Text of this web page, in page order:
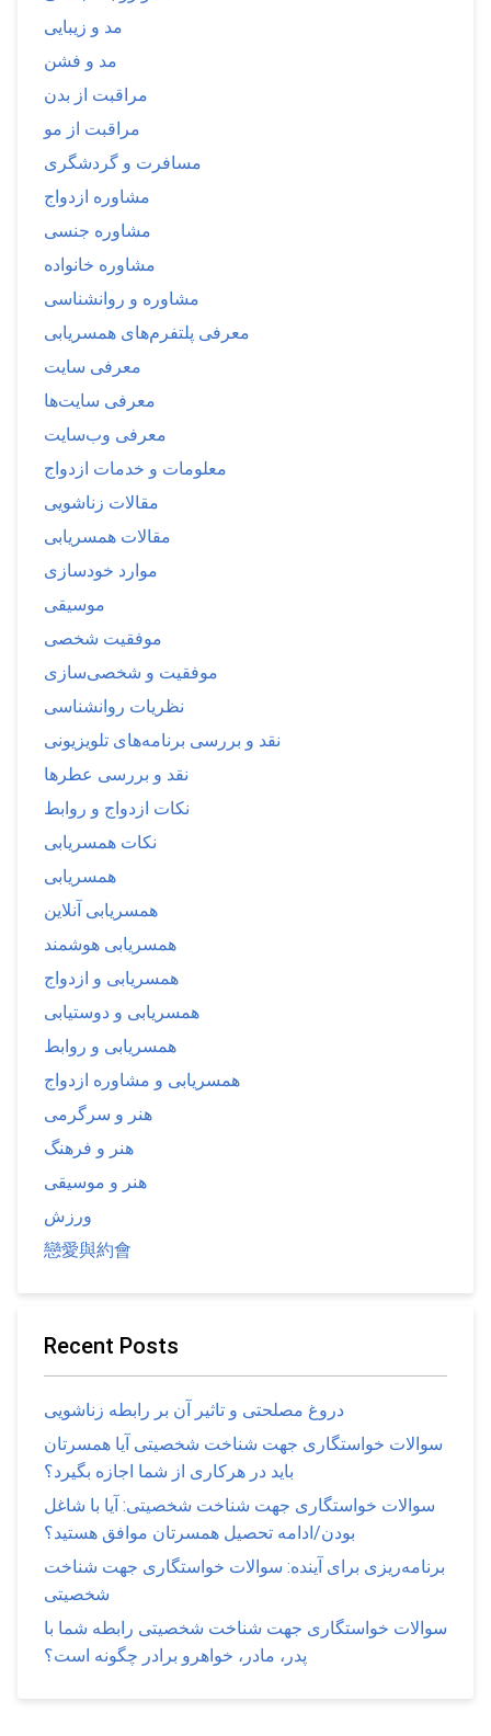
مد و زیبایی
مد و فشن
مراقبت از بدن
مراقبت از مو
مسافرت و گردشگری
مشاوره ازدواج
مشاوره جنسی
مشاوره خانواده
مشاوره و روانشناسی
معرفی پلتفرم‌های همسریابی
معرفی سایت
معرفی سایت‌ها
معرفی وب‌سایت
معلومات و خدمات ازدواج
مقالات زناشویی
مقالات همسریابی
موارد خودسازی
موسیقی
موفقیت شخصی
موفقیت و شخصی‌سازی
نظریات روانشناسی
نقد و بررسی برنامه‌های تلویزیونی
نقد و بررسی عطرها
نکات ازدواج و روابط
نکات همسریابی
همسریابی
همسریابی آنلاین
همسریابی هوشمند
همسریابی و ازدواج
همسریابی و دوستیابی
همسریابی و روابط
همسریابی و مشاوره ازدواج
هنر و سرگرمی
هنر و فرهنگ
هنر و موسیقی
ورزش
戀愛與約會
Recent Posts
دروغ مصلحتی و تاثیر آن بر رابطه زناشویی
سوالات خواستگاری جهت شناخت شخصیتی آیا همسرتان
باید در هرکاری از شما اجازه بگیرد؟
سوالات خواستگاری جهت شناخت شخصیتی: آیا با شاغل
بودن/ادامه تحصیل همسرتان موافق هستید؟
برنامه‌ریزی برای آینده: سوالات خواستگاری جهت شناخت
شخصیتی
سوالات خواستگاری جهت شناخت شخصیتی رابطه شما با
پدر، مادر، خواهرو برادر چگونه است؟